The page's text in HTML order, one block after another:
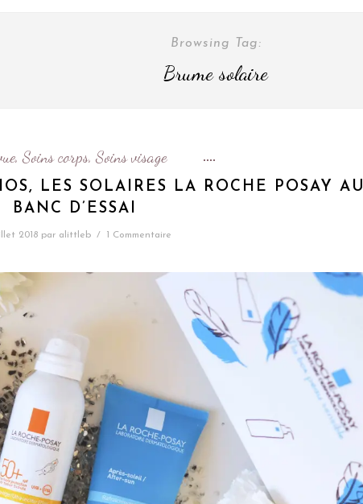
Browsing Tag:
Brume solaire
, Soins corps, Soins visage
LES SOLAIRES LA ROCHE POSAY AU
BANC D’ESSAI
2018 par alittleb / 1 Commentaire